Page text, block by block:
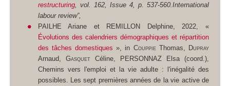
restructuring, vol. 162, Issue 4, p. 537-560.International
labour review”,
PAILHE Ariane et REMILLON Delphine, 2022, «
Évolutions des calendriers démographiques et répartition
des tâches domestiques », in CouppieThomas, Dupray
Arnaud, GasquetCéline, PERSONNAZElsa (coord.),
Chemins vers l'emploi et la vie adulte : l'inégalité des
possibles. Les sept premières années de la vie active de